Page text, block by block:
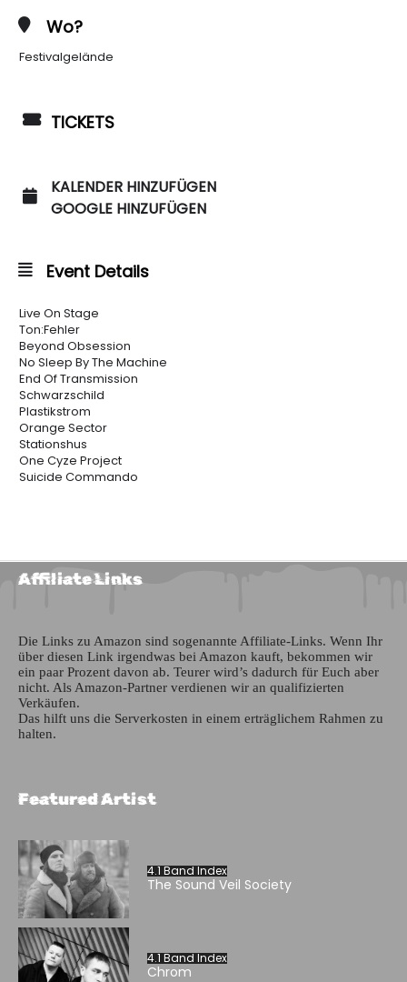
Wo?
Festivalgelände
TICKETS
KALENDER HINZUFÜGEN
GOOGLE HINZUFÜGEN
Event Details
Live On Stage
Ton:Fehler
Beyond Obsession
No Sleep By The Machine
End Of Transmission
Schwarzschild
Plastikstrom
Orange Sector
Stationshus
One Cyze Project
Suicide Commando
Affiliate Links
Die Links zu Amazon sind sogenannte Affiliate-Links. Wenn Ihr
über diesen Link irgendwas bei Amazon kauft, bekommen wir
ein paar Prozent davon ab. Teurer wird’s dadurch für Euch aber
nicht. Als Amazon-Partner verdienen wir an qualifizierten
Verkäufen.
Das hilft uns die Serverkosten in einem erträglichem Rahmen zu
halten.
Featured Artist
4.1 Band Index
The Sound Veil Society
4.1 Band Index
Chrom